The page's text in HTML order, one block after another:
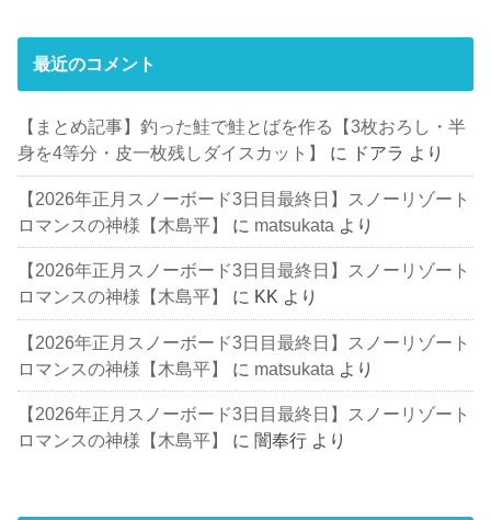
最近のコメント
【まとめ記事】釣った鮭で鮭とばを作る【3枚おろし・半
身を4等分・皮一枚残しダイスカット】
に ドアラ より
【2026年正月スノーボード3日目最終日】スノーリゾート
ロマンスの神様【木島平】
に matsukata より
【2026年正月スノーボード3日目最終日】スノーリゾート
ロマンスの神様【木島平】
に KK より
【2026年正月スノーボード3日目最終日】スノーリゾート
ロマンスの神様【木島平】
に matsukata より
【2026年正月スノーボード3日目最終日】スノーリゾート
ロマンスの神様【木島平】
に闇奉行 より